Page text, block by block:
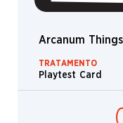
Saga
Nobre
Boi
Nômade
Arcanum Things
TRATAMENTO
Playtest Card